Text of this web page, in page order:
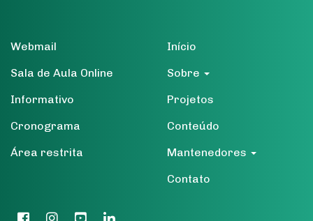
Webmail
Sala de Aula Online
Informativo
Cronograma
Área restrita
Início
Sobre
Projetos
Conteúdo
Mantenedores
Contato